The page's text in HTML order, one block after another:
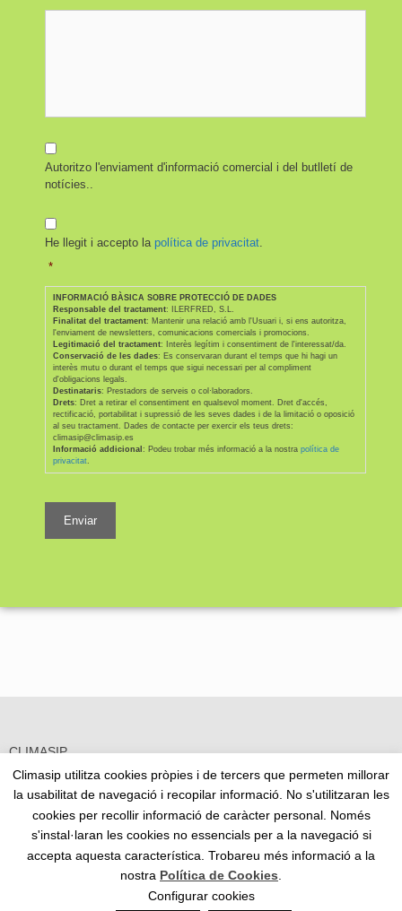
Autoritzo l'enviament d'informació comercial i del butlletí de
notícies..
He llegit i accepto la política de privacitat
*
INFORMACIÓ BÀSICA SOBRE PROTECCIÓ DE DADES
Responsable del tractament: ILERFRED, S.L.
Finalitat del tractament: Mantenir una relació amb l'Usuari i, si ens autoritza,
l'enviament de newsletters, comunicacions comercials i promocions.
Legitimació del tractament: Interès legítim i consentiment de l'interessat/da.
Conservació de les dades: Es conservaran durant el temps que hi hagi un
interès mutu o durant el temps que sigui necessari per al compliment
d'obligacions legals.
Destinataris: Prestadors de serveis o col·laboradors.
Drets: Dret a retirar el consentiment en qualsevol moment. Dret d'accés,
rectificació, portabilitat i supressió de les seves dades i de la limitació o oposició
al seu tractament. Dades de contacte per exercir els teus drets:
climasip@climasip.es
Informació addicional : Podeu trobar més informació a la nostra política de
privacitat
Enviar
CLIMASIP
C/A Núm. 73 · P.I.
El Camí dels Frares, 25191 – Lleida
973 25 72 77– climasip@climasip.es
Avís legalCookiesPolítica de Privacitat
Climasip utilitza cookies pròpies i de tercers que permeten millorar
la usabilitat de navegació i recopilar informació. No s'utilitzaran les
cookies per recollir informació de caràcter personal. Només
s'instal·laran les cookies no essencials per a la navegació si
accepta aquesta característica. Trobareu més informació a la
nostra Política de Cookies.
Configurar cookies